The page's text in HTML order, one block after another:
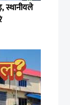
स्थानीयले